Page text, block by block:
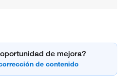
de mejora?